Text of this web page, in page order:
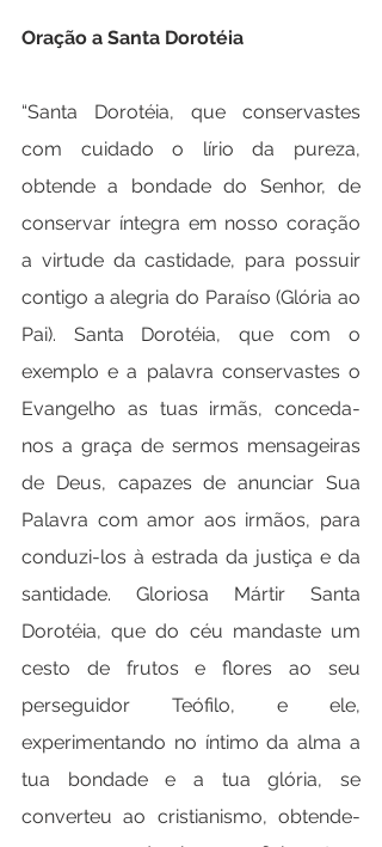
Oração a Santa Dorotéia
“Santa Dorotéia, que conservastes
com cuidado o lírio da pureza,
obtende a bondade do Senhor, de
conservar íntegra em nosso coração
a virtude da castidade, para possuir
contigo a alegria do Paraíso (Glória ao
Pai). Santa Dorotéia, que com o
exemplo e a palavra conservastes o
Evangelho as tuas irmãs, conceda-
nos a graça de sermos mensageiras
de Deus, capazes de anunciar Sua
Palavra com amor aos irmãos, para
conduzi-los à estrada da justiça e da
santidade. Gloriosa Mártir Santa
Dorotéia, que do céu mandaste um
cesto de frutos e flores ao seu
perseguidor Teófilo, e ele,
experimentando no íntimo da alma a
tua bondade e a tua glória, se
converteu ao cristianismo, obtende-